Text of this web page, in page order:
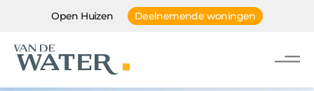
Open Huizen Deelnemende woningen